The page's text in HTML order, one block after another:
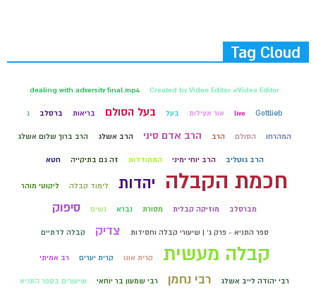
Tag Cloud
Created by Video Editor #Video Editor
dealing with adversity final.mp4
Gottlieb
live אור אצילות בעל בעל הסולם בריאות ברסלב ג
המהרחו הסולם הרב הרב אדם סיני הרב אשלג הרב ברוך שלום אשלג
הרב גוטליב הרב יוחי ימיני התמודדות זה גם בתיקייה חטא
חכמת הקבלה יהדות לימוד קבלה ליקוטי מוהר
מברסלב מוזיקה קבלית מסורת נברא נשים סיפוק
ספר התניא - פרק ג' | שיעורי קבלה וחסידות צדיק קבלה לדתיים
קבלה מעשית קרית אונו קרית יערים רב אמיתי
רבי יהודה לייב אשלג רבי נחמן רבי שמעון בר יוחאי שיעורים בספר התניא